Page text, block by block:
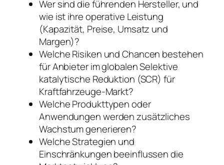
Wer sind die führenden Hersteller, und
wie ist ihre operative Leistung
(Kapazität, Preise, Umsatz und
Margen)?
Welche Risiken und Chancen bestehen
für Anbieter im globalen Selektive
katalytische Reduktion (SCR) für
Kraftfahrzeuge-Markt?
Welche Produkttypen oder
Anwendungen werden zusätzliches
Wachstum generieren?
Welche Strategien und
Einschränkungen beeinflussen die